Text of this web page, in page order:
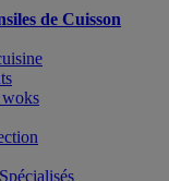
de Cuisson
woks